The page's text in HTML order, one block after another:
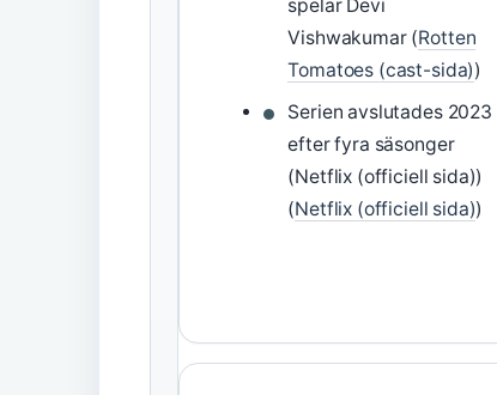
spelar Devi
Vishwakumar (Rotten
Tomatoes (cast-sida))
Serien avslutades 2023
efter fyra säsonger
(Netflix (officiell sida))
(Netflix (officiell sida))